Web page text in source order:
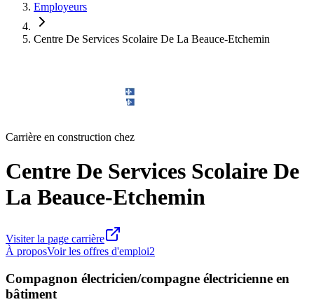
Employeurs
Centre De Services Scolaire De La Beauce-Etchemin
Carrière en construction chez
Centre De Services Scolaire De
La Beauce-Etchemin
Visiter la page carrière
À proposVoir les offres d'emploi2
Compagnon électricien/compagne électricienne en
bâtiment